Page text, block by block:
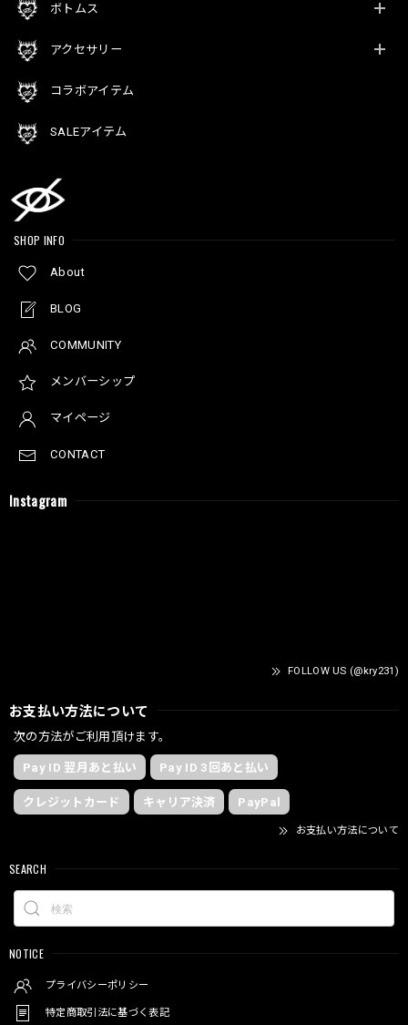
ボトムス
アクセサリー
コラボアイテム
SALEアイテム
SHOP INFO
About
BLOG
COMMUNITY
メンバーシップ
マイページ
CONTACT
Instagram
FOLLOW US (@kry231)
お支払い方法について
次の方法がご利用頂けます。
Pay ID 翌月あと払い Pay ID 3回あと払い
クレジットカード キャリア決済 PayPal
お支払い方法について
SEARCH
NOTICE
プライバシーポリシー
特定商取引法に基づく表記